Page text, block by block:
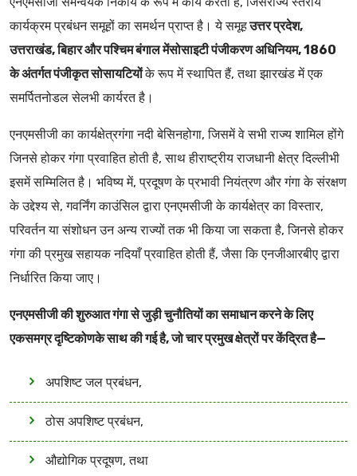
कार्यक्रम प्रबंधन समूहों का समर्थन प्राप्त है। ये समूहउत्तर प्रदेश,
उत्तराखंड, बिहार और पश्चिम बंगाल मेंसोसाइटी पंजीकरण अधिनियम, 1860
के अंतर्गत पंजीकृत सोसायटियोंके रूप में स्थापित हैं, तथा झारखंड में एक
समर्पितनोडल सेलभी कार्यरत है।
एनएमसीजी का कार्यक्षेत्रगंगा नदी बेसिनहोगा, जिसमें वे सभी राज्य शामिल होंगे
जिनसे होकर गंगा प्रवाहित होती है, साथ हीराष्ट्रीय राजधानी क्षेत्र दिल्लीभी
इसमें सम्मिलित है। भविष्य में, प्रदूषण के प्रभावी नियंत्रण और गंगा के संरक्षण
के उद्देश्य से, गवर्निंग काउंसिल द्वारा एनएमसीजी के कार्यक्षेत्र का विस्तार,
परिवर्तन या संशोधन उन अन्य राज्यों तक भी किया जा सकता है, जिनसे होकर
गंगा की प्रमुख सहायक नदियाँ प्रवाहित होती हैं, जैसा कि एनजीआरबीए द्वारा
निर्धारित किया जाए।
एनएमसीजी की शुरुआत गंगा से जुड़ी चुनौतियों का समाधान करने के लिए
एकसमग्र दृष्टिकोणके साथ की गई है, जो चार प्रमुख क्षेत्रों पर केंद्रित है—
अपशिष्ट जल प्रबंधन,
ठोस अपशिष्ट प्रबंधन,
औद्योगिक प्रदूषण, तथा